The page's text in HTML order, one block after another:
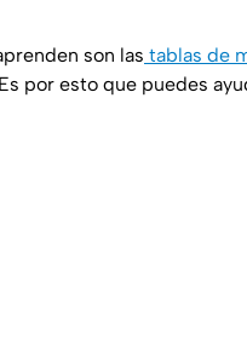
son las tablas de
por esto que puedes